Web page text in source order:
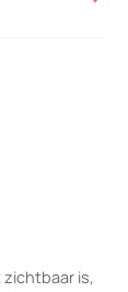
zichtbaar is,